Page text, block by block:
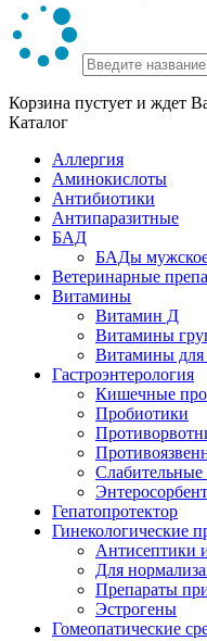
Корзина пустует и ждет
Каталог
Аллергия
Аминокислоты
Антибиотики
Антипаразитные
БАД
БАДы мужское
Ветеринарные
Витамины
Витамин Д
Витамины
Витамины для
Гастроэнтерология
Кишечные
Пробиотики
Слабительные
Гепатопротектор
Гинекологические
Антисептики
Для
Препараты
Эстрогены
Гомеопатические